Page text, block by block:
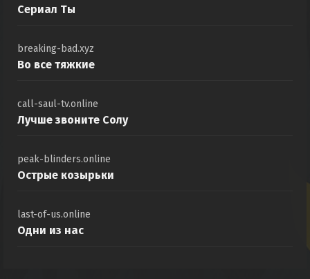
Сериал Ты
breaking-bad.xyz
Во все тяжкие
call-saul-tv.online
Лучше звоните Солу
peak-blinders.online
Острые козырьки
last-of-us.online
Одни из нас